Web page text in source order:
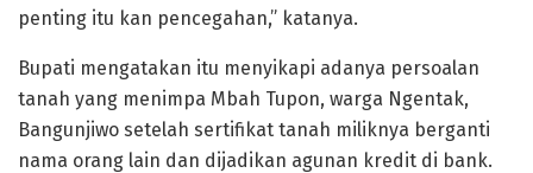
penting itu kan pencegahan,” katanya.
Bupati mengatakan itu menyikapi adanya persoalan
tanah yang menimpa Mbah Tupon, warga Ngentak,
Bangunjiwo setelah sertifikat tanah miliknya berganti
nama orang lain dan dijadikan agunan kredit di bank.